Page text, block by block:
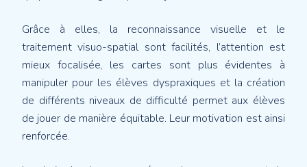
Grâce à elles, la reconnaissance visuelle et le
traitement visuo-spatial sont facilités, l’attention est
mieux focalisée, les cartes sont plus évidentes à
manipuler pour les élèves dyspraxiques et la création
de différents niveaux de difficulté permet aux élèves
de jouer de manière équitable. Leur motivation est ainsi
renforcée.